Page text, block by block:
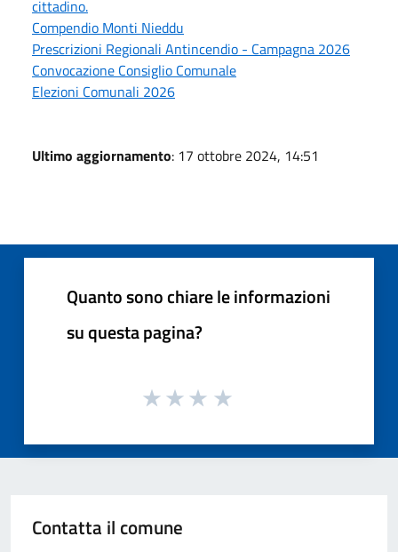
cittadino.
Compendio Monti Nieddu
Prescrizioni Regionali Antincendio - Campagna 2026
Convocazione Consiglio Comunale
Elezioni Comunali 2026
Ultimo aggiornamento: 17 ottobre 2024, 14:51
Quanto sono chiare le informazioni
su questa pagina?
Contatta il comune